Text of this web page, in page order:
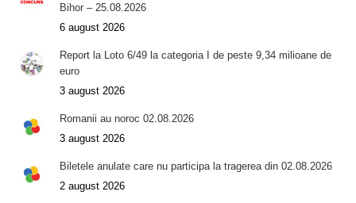
Bihor – 25.08.2026
6 august 2026
Report la Loto 6/49 la categoria I de peste 9,34 milioane de
euro
3 august 2026
Romanii au noroc 02.08.2026
3 august 2026
Biletele anulate care nu participa la tragerea din 02.08.2026
2 august 2026